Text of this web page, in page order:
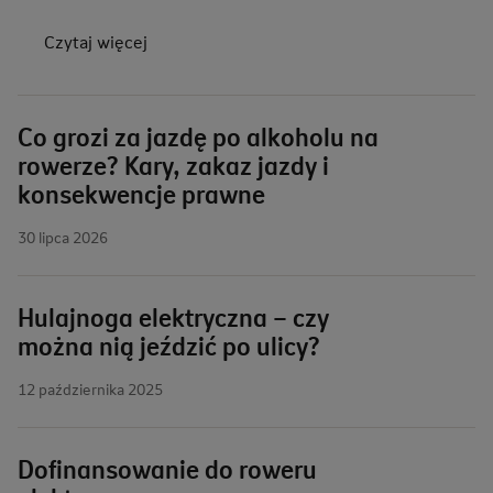
Czytaj więcej
Co grozi za jazdę po alkoholu na
rowerze? Kary, zakaz jazdy i
konsekwencje prawne
30 lipca 2026
Hulajnoga elektryczna – czy
można nią jeździć po ulicy?
12 października 2025
Dofinansowanie do roweru